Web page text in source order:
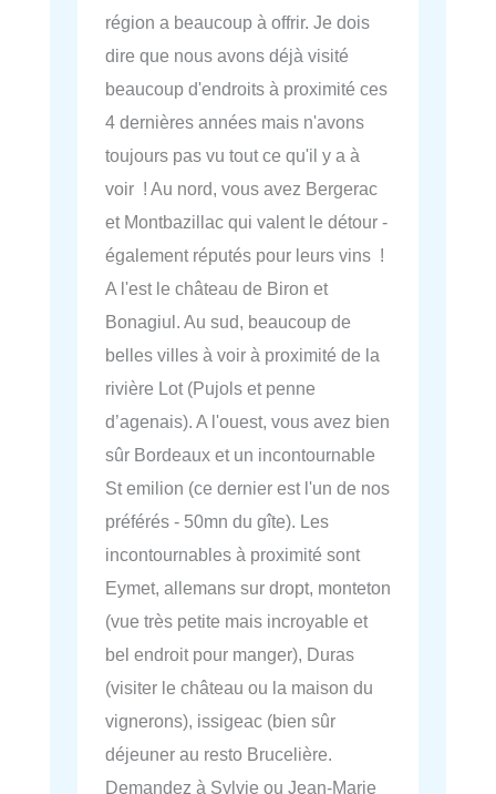
région a beaucoup à offrir. Je dois
dire que nous avons déjà visité
beaucoup d'endroits à proximité ces
4 dernières années mais n'avons
toujours pas vu tout ce qu'il y a à
voir ! Au nord, vous avez Bergerac
et Montbazillac qui valent le détour -
également réputés pour leurs vins !
A l'est le château de Biron et
Bonagiul. Au sud, beaucoup de
belles villes à voir à proximité de la
rivière Lot (Pujols et penne
d’agenais). A l'ouest, vous avez bien
sûr Bordeaux et un incontournable
St emilion (ce dernier est l'un de nos
préférés - 50mn du gîte). Les
incontournables à proximité sont
Eymet, allemans sur dropt, monteton
(vue très petite mais incroyable et
bel endroit pour manger), Duras
(visiter le château ou la maison du
vignerons), issigeac (bien sûr
déjeuner au resto Brucelière.
Demandez à Sylvie ou Jean-Marie